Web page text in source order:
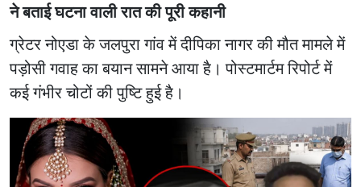
ने बताई घटना वाली रात की पूरी कहानी
ग्रेटर नोएडा के जलपुरा गांव में दीपिका नागर की मौत मामले में
पड़ोसी गवाह का बयान सामने आया है। पोस्टमार्टम रिपोर्ट में
कई गंभीर चोटों की पुष्टि हुई है।